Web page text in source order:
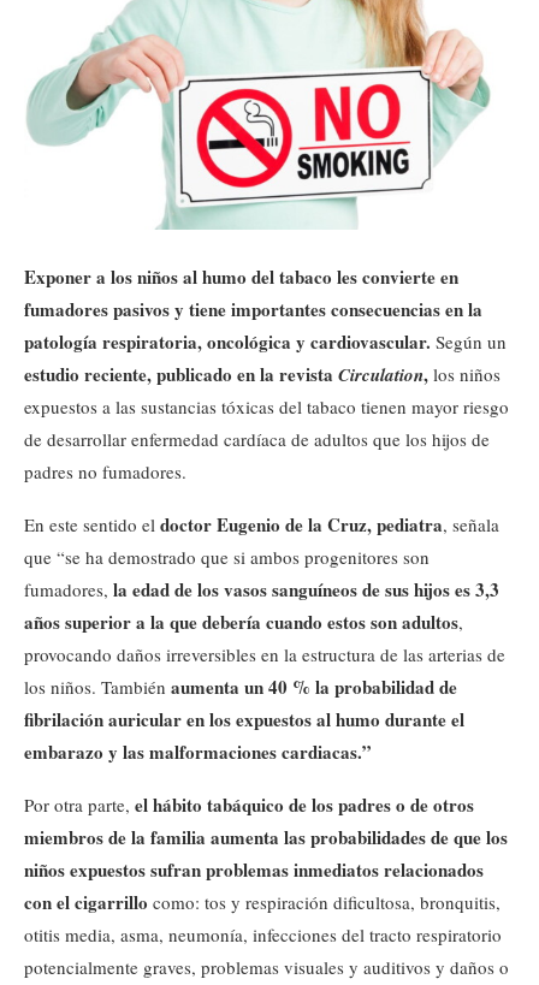
Exponer a los niños al humo del tabaco les convierte en
fumadores pasivos y tiene importantes consecuencias en la
patología respiratoria, oncológica y cardiovascular. Según un
estudio reciente, publicado en la revista Circulation, los niños
expuestos a las sustancias tóxicas del tabaco tienen mayor riesgo
de desarrollar enfermedad cardíaca de adultos que los hijos de
padres no fumadores.
En este sentido el doctor Eugenio de la Cruz, pediatra, señala
que “se ha demostrado que si ambos progenitores son
fumadores, la edad de los vasos sanguíneos de sus hijos es 3,3
años superior a la que debería cuando estos son adultos,
provocando daños irreversibles en la estructura de las arterias de
los niños. También aumenta un 40 % la probabilidad de
fibrilación auricular en los expuestos al humo durante el
embarazo y las malformaciones cardiacas.”
Por otra parte, el hábito tabáquico de los padres o de otros
miembros de la familia aumenta las probabilidades de que los
niños expuestos sufran problemas inmediatos relacionados
con el cigarrillo como: tos y respiración dificultosa, bronquitis,
otitis media, asma, neumonía, infecciones del tracto respiratorio
potencialmente graves, problemas visuales y auditivos y daños o